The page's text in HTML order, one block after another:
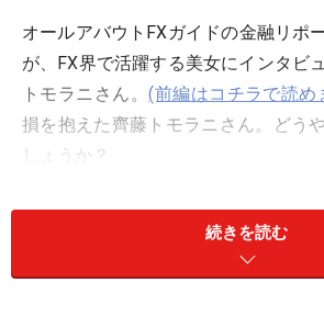
オールアバウトFXガイドの金融リポ
が、FX界で活躍する美女にインタビ
トモラニさん。(前編はコチラで読め
損を抱えた齊藤トモラニさん。どう
しょうか？
ガイド内田 トレンドに従うトレー
が上昇傾向にある場合、その流れに
が、FXに有効だと気づいたのですね。
続きを読む